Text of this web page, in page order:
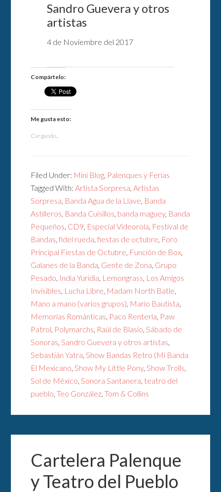
Sandro Guevera y otros
artistas
4 de Noviembre del 2017
Compártelo:
Me gusta esto:
Cargando...
Filed Under: Mini Blog, Palenques y Ferias
Tagged With:Artista Sorpresa,Artistas
Sorpresa, Banda Agua de la Llave, Banda
Astilleros, Banda Cuisillos, banda maguey, Banda
Pequeños, CD9, Especial Videorola, Festival de
Bandas,fidel rueda,fiestas de octubre, Foro
Principal Fiestas de Octubre, Función de Box,
Galanes de la Banda, Gente de Zona, Grupo
Pesado, India Yuridia, Lemongrass, Los Amigos
Invisibles, Lucha Libre, Madam North Batle,
Mano a mano (varios grupos), Mario Bautista,
Memorias Románticas, Paco Rentería, Paw
Patrol, Polymarchs, Raúl de Blasio,Sábado de
Sonoras,Sandro Guevera y otros artistas,
Sebastián Yatra,Show Bandas Retro (Mi Banda
El Mexicano,Show My Little Pony,Show Trolls,
Sol de México,Sonora Santanera, teatro del
pueblo,Teo González,Tom & Collins
Cartelera Palenque
y Teatro del Pueblo